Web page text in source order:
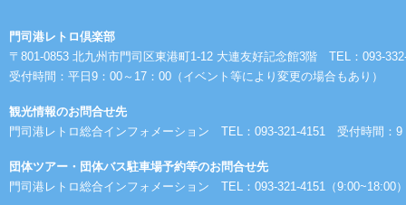
門司港レトロ倶楽部
〒801-0853 北九州市門司区東港町1-12 大連友好記念館3階 TEL：093-
受付時間：平日9：00～17：00（イベント等により変更の場合もあり）
観光情報のお問合せ先
門司港レトロ総合インフォメーション TEL：093-321-4151 受付時間：9
団体ツアー・団体バス駐車場予約等のお問合せ先
門司港レトロ総合インフォメーション TEL：093-321-4151（9:00~18:00